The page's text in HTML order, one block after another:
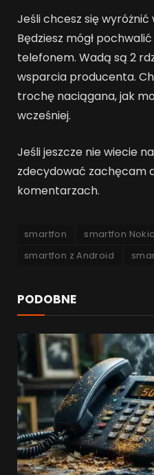
Jeśli chcesz się wyróżnić
Będziesz mógł
telefonem. Wadą są 2
wsparcia producenta.
trochę naciągana, jak
wcześniej.
Jeśli jeszcze nie wiecie
zdecydować zachęcam
komentarzach.
smartfon smartfon Nokia
smartfon z Android
PODOBNE